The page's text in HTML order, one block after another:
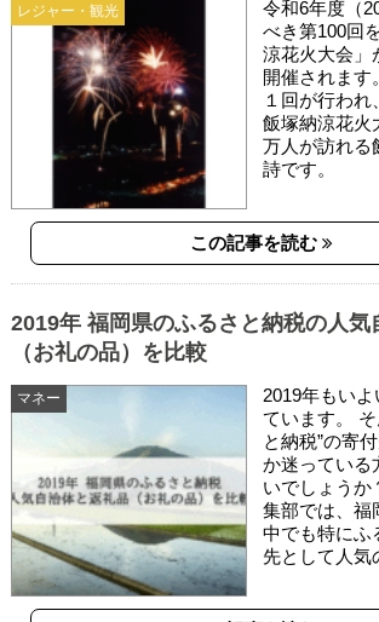
レジャー・観光
令和6年度（
べき第100回
涼花火大会」
開催されます
１回が行わ
飯塚納涼花火
万人が訪れる
詩です。
この記事を読む
マネー
2019年 福岡県のふるさと納税の人気
（お礼の品）を比較
2019年もいよ
ています。
と納税”の寄
か迷っている
いでしょうか
集部では、福
中でも特にふ
先として人